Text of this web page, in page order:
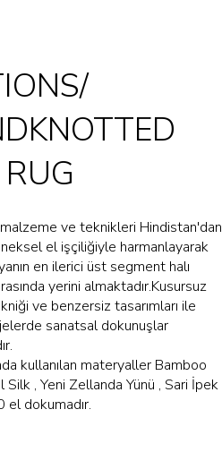
ve teknikleri Hindistan'dan
el işçiliğiyle harmanlayarak
en ilerici üst segment halı
yerini almaktadır.Kusursuz
ve benzersiz tasarımları ile
sanatsal dokunuşlar
kullanılan materyaller Bamboo
Silk , Yeni Zellanda Yünü , Sari İpek
dokumadır.